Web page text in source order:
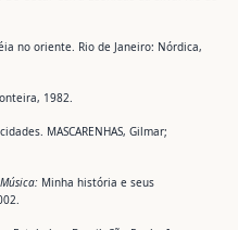
no oriente. Rio de Janeiro: Nórdica,
1982.
MASCARENHAS, Gilmar;
Minha história e seus